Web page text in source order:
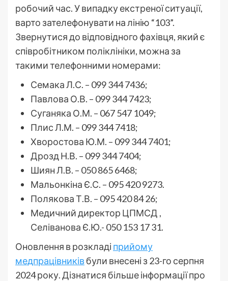
робочий час. У випадку екстреної ситуації,
варто зателефонувати на лінію “103”.
Звернутися до відповідного фахівця, який є
співробітником поліклініки, можна за
такими телефонними номерами:
Семака Л.С. – 099 344 7436;
Павлова О.В. – 099 344 7423;
Суганяка О.М. – 067 547 1049;
Плис Л.М. – 099 344 7418;
Хворостова Ю.М. – 099 344 7401;
Дрозд Н.В. – 099 344 7404;
Шиян Л.В. – 050 865 6468;
Мальонкіна Є.С. – 095 420 9273.
Полякова Т.В. – 095 420 84 26;
Медичний директор ЦПМСД ,
Селіванова Є.Ю.- 050 153 17 31.
Оновлення в розкладі прийому
медпрацівниківбули внесені з 23-го серпня
2024 року. Дізнатися більше інформації про